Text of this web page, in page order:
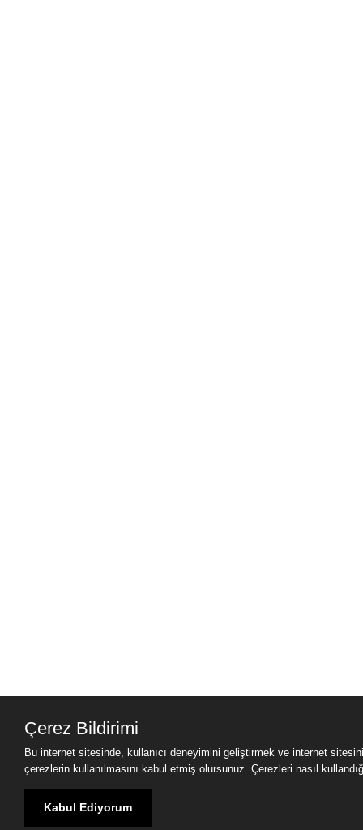
Çerez Bildirimi
Bu internet sitesinde, kullanıcı deneyimini geliştirmek ve internet
çerezlerin kullanılmasını kabul etmiş olursunuz. Çerezleri nasıl
Kabul Ediyorum